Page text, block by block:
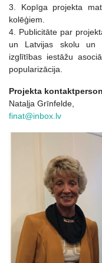
3. Kopīga projekta
kolēģiem.
4. Publicitāte par
un Latvijas skolu un
izglītības iestāžu
popularizācija.
Projekta
Nataļja Grīnfelde,
finat@inbox.lv